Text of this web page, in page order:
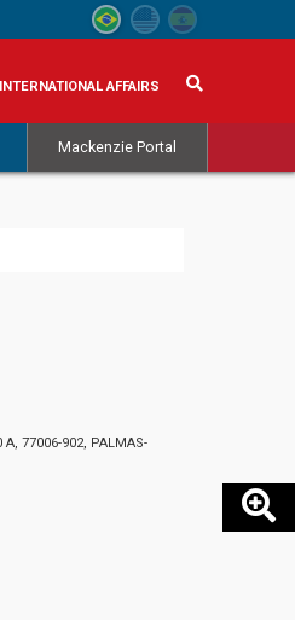
INTERNATIONAL AFFAIRS
Mackenzie Portal
77006-902, PALMAS-